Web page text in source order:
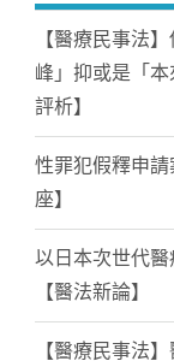
【醫療民事法
峰」抑或是「
評析】
性罪犯假釋申
座】
以日本次世代
【醫法新論】
【醫療民事法